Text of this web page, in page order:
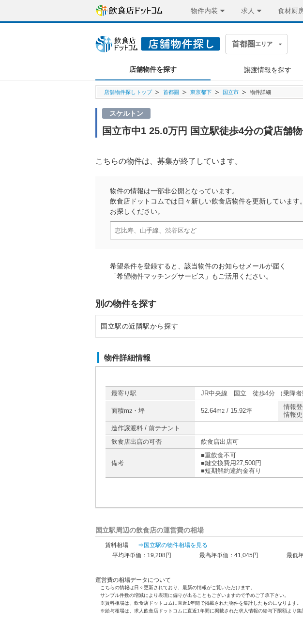
物件内装 求人 食材厨
首都圏 エリア
店舗物件を探す 譲渡情報を探す
店舗物件探しトップ 首都圏 東京都下 国立市 物件詳細
スケルトン
国立市中1 25.0万円 国立駅徒歩4分の貸店舗
こちらの物件は、募集が終了しています。
物件の情報は一部非公開となっています。
飲食店ドットコムでは日々新しい飲食店物件を更新していま
お探しください。
希望条件を登録すると、該当物件のお知らせメールが届く
「希望物件マッチングサービス」もご活用ください。
別の物件を探す
国立駅の近隣駅から探す
日野駅の店舗物件・貸店舗・テナント一覧
国分寺駅の店舗物件・貸店舗・テナント一覧
物件詳細情報
最寄り駅 JR中央線 国立 徒歩4分 （乗降者
面積m2 ・坪 52.64m2 / 15.92坪
情報登
情報更
造作譲渡料 / 前テナント
飲食店出店の可否
飲食店出店可
備考
■重飲食不可
■鍵交換費用27,500円
■短期解約違約金有り
国立駅周辺の飲食店の運営費の相場
賃料相場
⇒国立駅の物件相場を見る
平均坪単価：19,208円
最高坪単価：41,045円 最低
運営費の相場データについて
こちらの情報は日々更新されており、最新の情報がご覧いただけます。
サンプル件数の増減により表現に偏りが出ることもございますので予めご了承下さい。
※賃料相場は、飲食店ドットコムに直近1年間で掲載された物件を集計したものになります。
※給与相場は、求人飲食店ドットコムに直近1年間に掲載された求人情報の給与下限額より集